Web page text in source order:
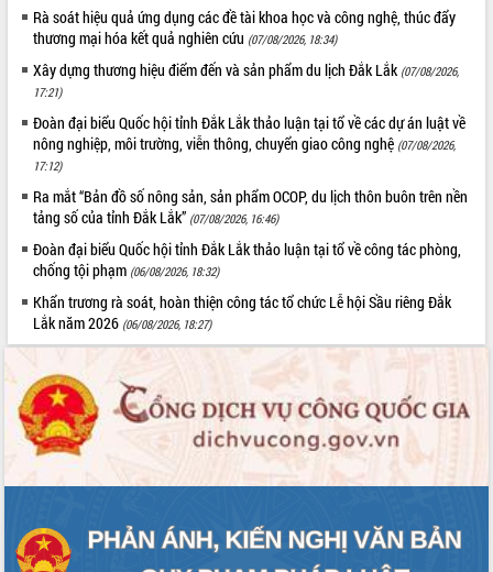
Rà soát hiệu quả ứng dụng các đề tài khoa học và công nghệ, thúc đẩy
thương mại hóa kết quả nghiên cứu (07/08/2026, 18:34)
Xây dựng thương hiệu điểm đến và sản phẩm du lịch Đắk Lắk (07/08/2026,
17:21)
Đoàn đại biểu Quốc hội tỉnh Đắk Lắk thảo luận tại tổ về các dự án luật về
nông nghiệp, môi trường, viễn thông, chuyển giao công nghệ (07/08/2026,
17:12)
Ra mắt “Bản đồ số nông sản, sản phẩm OCOP, du lịch thôn buôn trên nền
tảng số của tỉnh Đắk Lắk” (07/08/2026, 16:46)
Đoàn đại biểu Quốc hội tỉnh Đắk Lắk thảo luận tại tổ về công tác phòng,
chống tội phạm (06/08/2026, 18:32)
Khẩn trương rà soát, hoàn thiện công tác tổ chức Lễ hội Sầu riêng Đắk
Lắk năm 2026 (06/08/2026, 18:27)